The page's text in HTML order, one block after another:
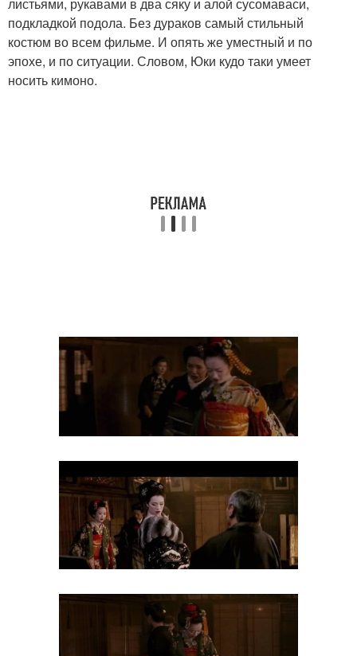
листьями, рукавами в два сяку и алой сусомаваси,
подкладкой подола. Без дураков самый стильный
костюм во всем фильме. И опять же уместный и по
эпохе, и по ситуации. Словом, Юки кудо таки умеет
носить кимоно.